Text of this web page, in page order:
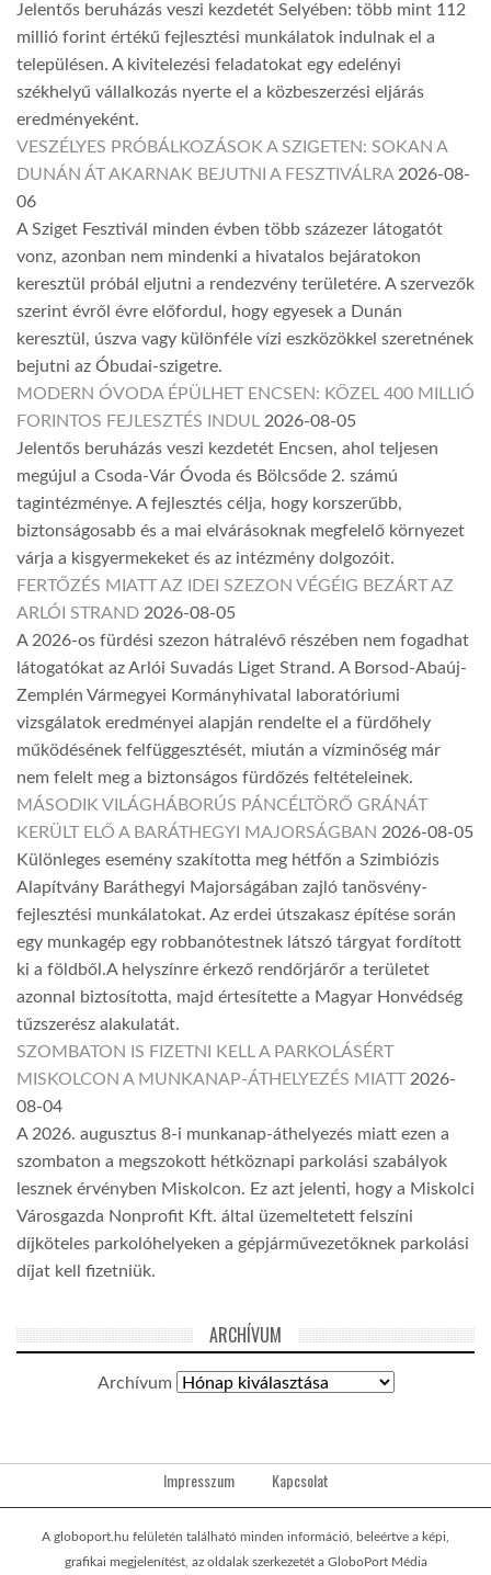
Jelentős beruházás veszi kezdetét Selyében: több mint 112
millió forint értékű fejlesztési munkálatok indulnak el a
településen. A kivitelezési feladatokat egy edelényi
székhelyű vállalkozás nyerte el a közbeszerzési eljárás
eredményeként.
VESZÉLYES PRÓBÁLKOZÁSOK A SZIGETEN: SOKAN A
DUNÁN ÁT AKARNAK BEJUTNI A FESZTIVÁLRA 2026-08-
06
A Sziget Fesztivál minden évben több százezer látogatót
vonz, azonban nem mindenki a hivatalos bejáratokon
keresztül próbál eljutni a rendezvény területére. A szervezők
szerint évről évre előfordul, hogy egyesek a Dunán
keresztül, úszva vagy különféle vízi eszközökkel szeretnének
bejutni az Óbudai-szigetre.
MODERN ÓVODA ÉPÜLHET ENCSEN: KÖZEL 400 MILLIÓ
FORINTOS FEJLESZTÉS INDUL 2026-08-05
Jelentős beruházás veszi kezdetét Encsen, ahol teljesen
megújul a Csoda-Vár Óvoda és Bölcsőde 2. számú
tagintézménye. A fejlesztés célja, hogy korszerűbb,
biztonságosabb és a mai elvárásoknak megfelelő környezet
várja a kisgyermekeket és az intézmény dolgozóit.
FERTŐZÉS MIATT AZ IDEI SZEZON VÉGÉIG BEZÁRT AZ
ARLÓI STRAND 2026-08-05
A 2026-os fürdési szezon hátralévő részében nem fogadhat
látogatókat az Arlói Suvadás Liget Strand. A Borsod-Abaúj-
Zemplén Vármegyei Kormányhivatal laboratóriumi
vizsgálatok eredményei alapján rendelte el a fürdőhely
működésének felfüggesztését, miután a vízminőség már
nem felelt meg a biztonságos fürdőzés feltételeinek.
MÁSODIK VILÁGHÁBORÚS PÁNCÉLTÖRŐ GRÁNÁT
KERÜLT ELŐ A BARÁTHEGYI MAJORSÁGBAN 2026-08-05
Különleges esemény szakította meg hétfőn a Szimbiózis
Alapítvány Baráthegyi Majorságában zajló tanösvény-
fejlesztési munkálatokat. Az erdei útszakasz építése során
egy munkagép egy robbanótestnek látszó tárgyat fordított
ki a földből.A helyszínre érkező rendőrjárőr a területet
azonnal biztosította, majd értesítette a Magyar Honvédség
tűzszerész alakulatát.
SZOMBATON IS FIZETNI KELL A PARKOLÁSÉRT
MISKOLCON A MUNKANAP-ÁTHELYEZÉS MIATT 2026-
08-04
A 2026. augusztus 8-i munkanap-áthelyezés miatt ezen a
szombaton a megszokott hétköznapi parkolási szabályok
lesznek érvényben Miskolcon. Ez azt jelenti, hogy a Miskolci
Városgazda Nonprofit Kft. által üzemeltetett felszíni
díjköteles parkolóhelyeken a gépjárművezetőknek parkolási
díjat kell fizetniük.
ARCHÍVUM
Archívum
Impresszum Kapcsolat
A globoport.hu felületén található minden információ, beleértve a képi,
grafikai megjelenítést, az oldalak szerkezetét a GloboPort Média